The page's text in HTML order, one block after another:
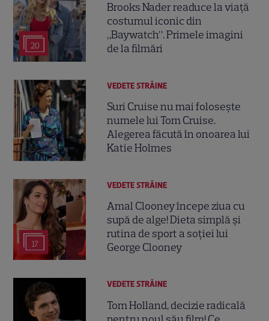
20
Brooks Nader readuce la viață
costumul iconic din
„Baywatch”. Primele imagini
de la filmări
VEDETE STRĂINE
Suri Cruise nu mai folosește
numele lui Tom Cruise.
Alegerea făcută în onoarea lui
Katie Holmes
17
VEDETE STRĂINE
Amal Clooney începe ziua cu
supă de alge! Dieta simplă și
rutina de sport a soției lui
George Clooney
VEDETE STRĂINE
Tom Holland, decizie radicală